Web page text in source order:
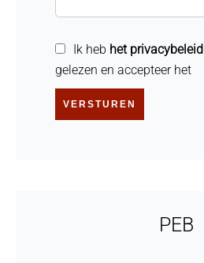
Ik heb het privacybeleid
gelezen en accepteer het
VERSTUREN
PEB